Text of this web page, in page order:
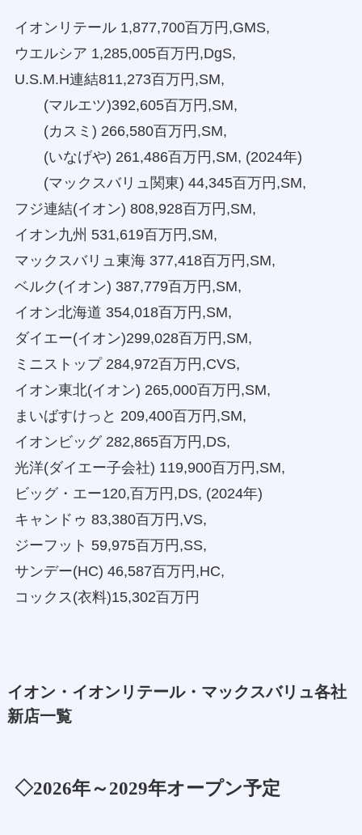
イオンリテール 1,877,700百万円,GMS,
ウエルシア 1,285,005百万円,DgS,
U.S.M.H連結811,273百万円,SM,
(マルエツ)392,605百万円,SM,
(カスミ) 266,580百万円,SM,
(いなげや) 261,486百万円,SM, (2024年)
(マックスバリュ関東) 44,345百万円,SM,
フジ連結(イオン) 808,928百万円,SM,
イオン九州 531,619百万円,SM,
マックスバリュ東海 377,418百万円,SM,
ベルク(イオン) 387,779百万円,SM,
イオン北海道 354,018百万円,SM,
ダイエー(イオン)299,028百万円,SM,
ミニストップ 284,972百万円,CVS,
イオン東北(イオン) 265,000百万円,SM,
まいばすけっと 209,400百万円,SM,
イオンビッグ 282,865百万円,DS,
光洋(ダイエー子会社) 119,900百万円,SM,
ビッグ・エー120,百万円,DS, (2024年)
キャンドゥ 83,380百万円,VS,
ジーフット 59,975百万円,SS,
サンデー(HC) 46,587百万円,HC,
コックス(衣料)15,302百万円
イオン・イオンリテール・マックスバリュ各社
新店一覧
◇2026年～2029年オープン予定